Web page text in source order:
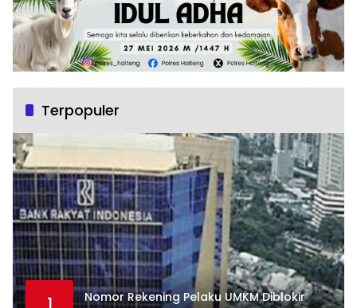
Terpopuler
Nomor Rekening Pelaku UMKM Diblokir